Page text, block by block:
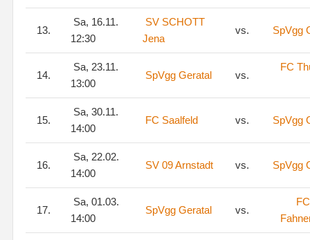
13.
Sa, 16.11.
12:30
SV SCHOTT
Jena
vs. SpVgg
14.
Sa, 23.11.
13:00
SpVgg Geratal vs.
FC
15.
Sa, 30.11.
14:00
FC Saalfeld vs. SpVgg
16.
Sa, 22.02.
14:00
SV 09 Arnstadt vs. SpVgg
17.
Sa, 01.03.
14:00
SpVgg Geratal vs.